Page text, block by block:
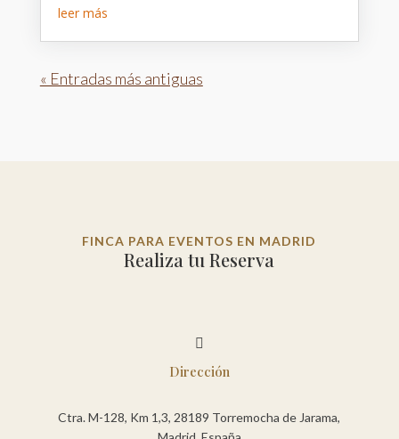
leer más
« Entradas más antiguas
FINCA PARA EVENTOS EN MADRID
Realiza tu Reserva

Dirección
Ctra. M-128, Km 1,3, 28189 Torremocha de Jarama,